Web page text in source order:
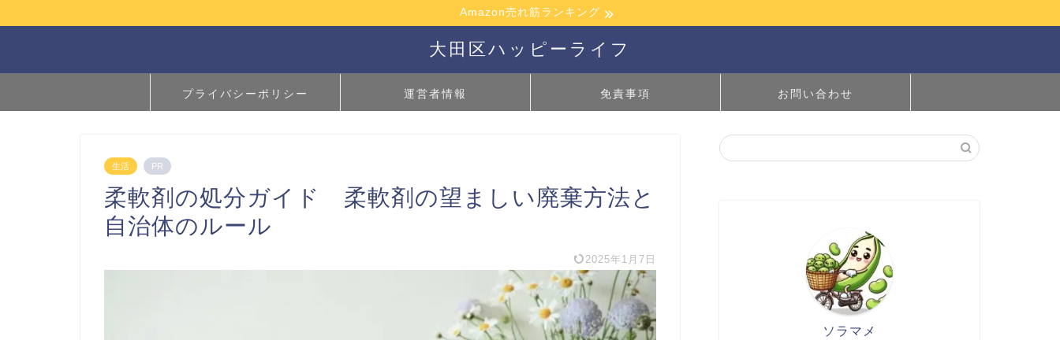
Amazon売れ筋ランキング
大田区ハッピーライフ
プライバシーポリシー 運営者情報 免責事項 お問い合わせ
生活 PR
柔軟剤の処分ガイド 柔軟剤の望ましい廃棄方法と
自治体のルール
2025年1月7日
ソラマメ